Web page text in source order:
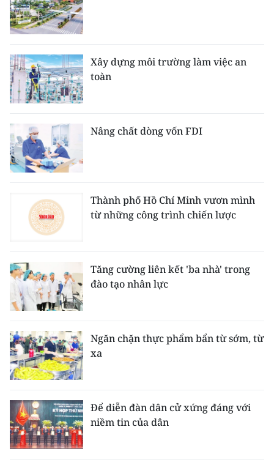
Xây dựng môi trường làm việc an
toàn
Nâng chất dòng vốn FDI
Thành phố Hồ Chí Minh vươn mình
từ những công trình chiến lược
Tăng cường liên kết 'ba nhà' trong
đào tạo nhân lực
Ngăn chặn thực phẩm bẩn từ sớm, từ
xa
Để diễn đàn dân cử xứng đáng với
niềm tin của dân